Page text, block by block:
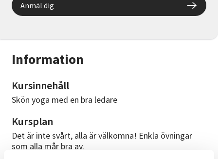
Information
Kursinnehåll
Skön yoga med en bra ledare
Kursplan
Det är inte svårt, alla är välkomna! Enkla övningar
som alla mår bra av.
Anmäl dig